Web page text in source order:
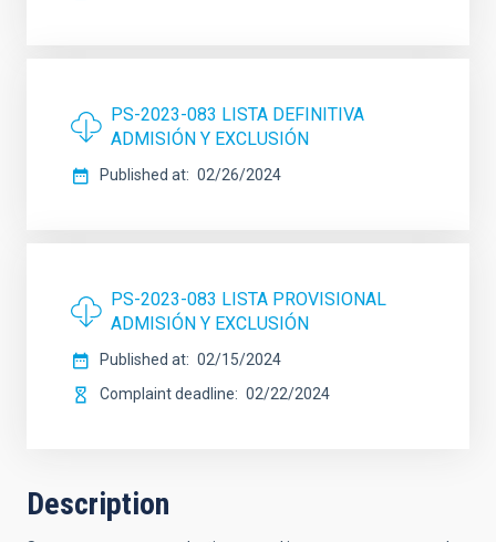
PS-2023-083 LISTA DEFINITIVA
ADMISIÓN Y EXCLUSIÓN
Published at 02/26/2024
PS-2023-083 LISTA PROVISIONAL
ADMISIÓN Y EXCLUSIÓN
Published at
02/15/2024
Complaint deadline
02/22/2024
Description